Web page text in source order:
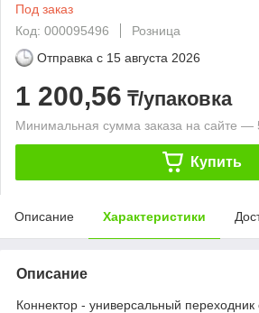
Под заказ
Код: 000095496
Розница
Отправка с 15 августа 2026
1 200,56 ₸/упаковка
Минимальная сумма заказа на сайте —
Купить
Описание Характеристики
Описание
Коннектор - универсальный переходник